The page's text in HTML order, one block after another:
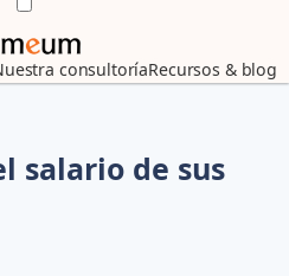
consultoríaRecursos & blog
salario de sus